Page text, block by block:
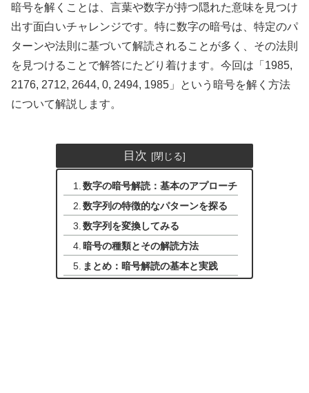
暗号を解くことは、言葉や数字が持つ隠れた意味を見つけ
出す面白いチャレンジです。特に数字の暗号は、特定のパ
ターンや法則に基づいて解読されることが多く、その法則
を見つけることで解答にたどり着けます。今回は「1985,
2176, 2712, 2644, 0, 2494, 1985」という暗号を解く方法
について解説します。
目次
数字の暗号解読：基本のアプローチ
数字列の特徴的なパターンを探る
数字列を変換してみる
暗号の種類とその解読方法
まとめ：暗号解読の基本と実践